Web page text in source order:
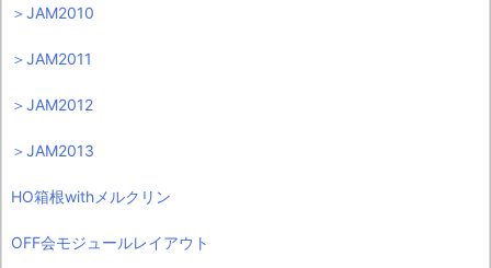
＞JAM2010
＞JAM2011
＞JAM2012
＞JAM2013
HO箱根withメルクリン
OFF会モジュールレイアウト